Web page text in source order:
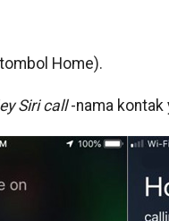
Home).
Siri call-nama kontak